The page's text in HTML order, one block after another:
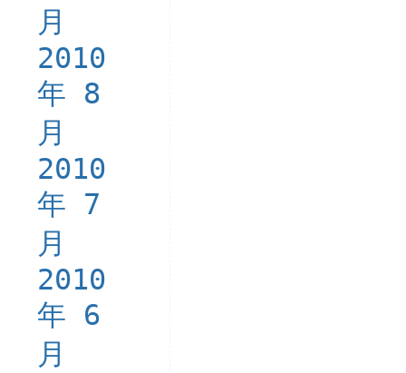
月
2010
年 8
月
2010
年 7
月
2010
年 6
月